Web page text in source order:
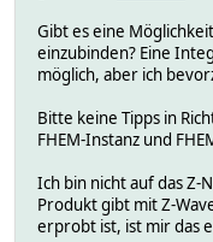
Gibt es eine
einzubinden? Eine
möglich, aber ich
Bitte keine Tipps in
FHEM-Instanz und
Ich bin nicht auf das Z-
Produkt gibt mit Z-
erprobt ist, ist mir das